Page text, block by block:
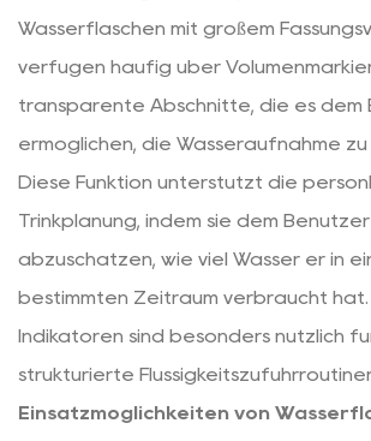
Wasserflaschen mit großem
verfügen häufig über
transparente Abschnitte, die es dem
ermöglichen, die Wasseraufnahme
Diese Funktion unterstützt die
Trinkplanung, indem sie dem
abzuschätzen, wie viel Wasser er in
bestimmten Zeitraum verbraucht hat.
Indikatoren sind besonders nützlich
strukturierte
Einsatzmöglichkeiten von